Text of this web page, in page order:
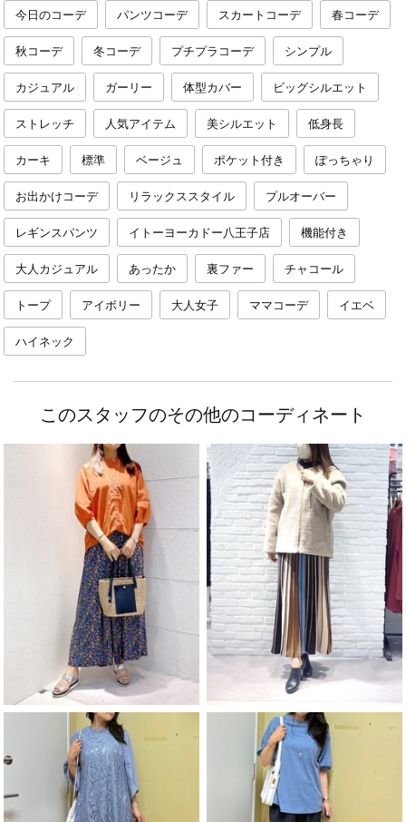
今日のコーデ パンツコーデ スカートコーデ 春コーデ
秋コーデ 冬コーデ プチプラコーデ シンプル
カジュアル ガーリー 体型カバー ビッグシルエット
ストレッチ 人気アイテム 美シルエット 低身長
カーキ 標準 ベージュ ポケット付き ぽっちゃり
お出かけコーデ リラックススタイル プルオーバー
レギンスパンツ イトーヨーカドー八王子店 機能付き
大人カジュアル あったか 裏ファー チャコール
トープ アイボリー 大人女子 ママコーデ イエベ
ハイネック
このスタッフのその他のコーディネート